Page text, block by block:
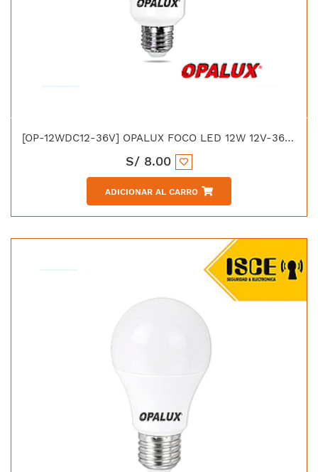
[OP-12WDC12-36V] OPALUX FOCO LED 12W 12V-36V E-27 LUZ BLANCA 1140LM 6500K
S/ 8.00
ADICIONAR AL CARRO